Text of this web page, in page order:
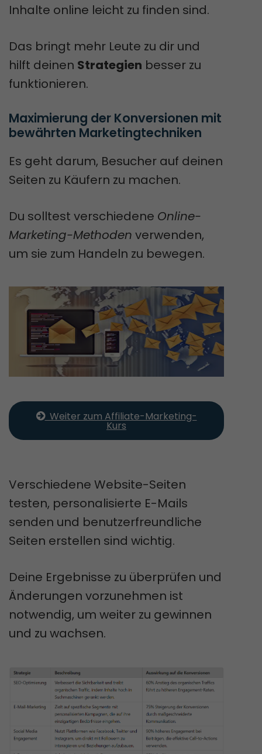
Inhalte online leicht zu finden sind.
Das bringt mehr Leute zu dir und
hilft deinen Strategien besser zu
funktionieren.
Maximierung der Konversionen mit
bewährten Marketingtechniken
Es geht darum, Besucher auf deinen
Seiten zu Käufern zu machen.
Du solltest verschiedene Online-
Marketing-Methoden verwenden,
um sie zum Handeln zu bewegen.
  Weiter zum Affiliate-Marketing-
Kurs
Verschiedene Website-Seiten
testen, personalisierte E-Mails
senden und benutzerfreundliche
Seiten erstellen sind wichtig.
Deine Ergebnisse zu überprüfen und
Änderungen vorzunehmen ist
notwendig, um weiter zu gewinnen
und zu wachsen.